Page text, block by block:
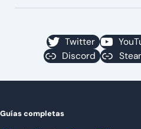
Twitter
Discord
Guías completas